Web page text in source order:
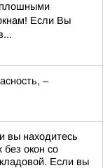
Если Вы
–
вы находитесь
окон со
Если вы